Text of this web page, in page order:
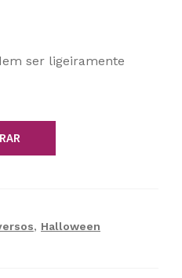
ser ligeiramente
, Halloween